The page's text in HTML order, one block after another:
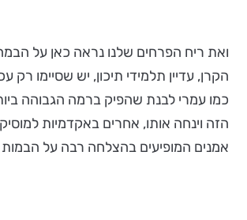
ואת ריח הפרחים שלנו נראה כאן על
הקרן, עדיין תלמידי תיכון, יש שסיימו רק
כמו עמרי לבנת שהפיק ברמה הגבוהה
הזה וינחה אותו, אחרים באקדמיות
אמנים המופיעים בהצלחה רבה על